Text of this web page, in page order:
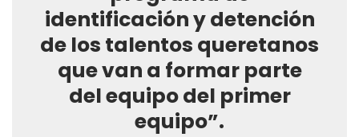
identificación y detención
de los talentos queretanos
que van a formar parte
del equipo del primer
equipo”.